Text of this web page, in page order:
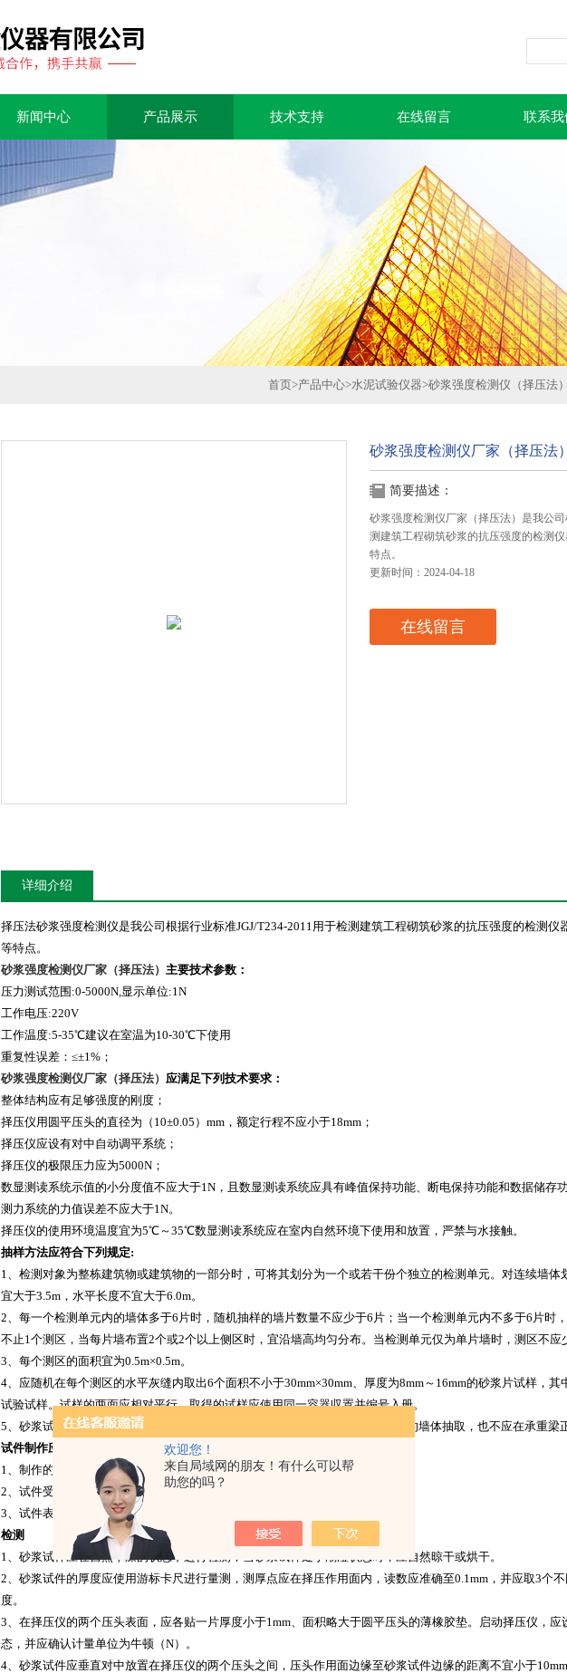
欢迎您！
来自局域网的朋友！有什么可以帮
助您的吗？
新闻中心 产品展示 技术支持 在线留言 联系我
首页>产品中心>水泥试验仪器>砂浆强度检测仪（择压法）
砂浆强度检测仪厂家（择压法）
简要描述：
砂浆强度检测仪厂家（择压法）是我公司
测建筑工程砌筑砂浆的抗压强度的检测
特点。
更新时间：2024-04-18
在线留言
详细介绍
择压法砂浆强度检测仪是我公司根据行业标准JGJ/T234-2011用于检测建筑工程砌筑砂浆的抗压强度的检测仪
等特点。
砂浆强度检测仪厂家（择压法） 主要技术参数：
压力测试范围:0-5000N,显示单位:1N
工作电压:220V
工作温度:5-35℃建议在室温为10-30℃下使用
重复性误差：≤±1%；
砂浆强度检测仪厂家（择压法） 应满足下列技术要求：
整体结构应有足够强度的刚度；
择压仪用圆平压头的直径为（10±0.05）mm，额定行程不应小于18mm；
择压仪应设有对中自动调平系统；
择压仪的极限压力应为5000N；
数显测读系统示值的小分度值不应大于1N，且数显测读系统应具有峰值保持功能、断电保持功能和数据储存功
测力系统的力值误差不应大于1N。
择压仪的使用环境温度宜为5℃～35℃数显测读系统应在室内自然环境下使用和放置，严禁与水接触。
抽样方法应符合下列规定:
1、检测对象为整栋建筑物或建筑物的一部分时，可将其划分为一个或若干份个独立的检测单元。对连续墙体
宜大于3.5m，水平长度不宜大于6.0m。
2、每一个检测单元内的墙体多于6片时，随机抽样的墙片数量不应少于6片；当一个检测单元内不多于6片时
不止1个测区，当每片墙布置2个或2个以上侧区时，宜沿墙高均匀分布。当检测单元仅为单片墙时，测区不应
3、每个测区的面积宜为0.5m×0.5m。
4、应随机在每个测区的水平灰缝内取出6个面积不小于30mm×30mm、厚度为8mm～16mm的砂浆片试样，
试验试样。试样的两面应相对平行。取得的试样应使用同一容器収置并编号入册。
5、砂浆试验应在深入墙体表便20mm以内抽取，不应在独立砖柱或长度小于1m的墙体抽取，也不应在承重梁
试件制作应符合下列规定：
1、制作的试件小中心线性长度不应小于30mm；
2、试件受压面应平整和无缺陷，对于不平整的受压面，可用砂纸打磨；
3、试件表面的砂粒和浮沉应清除。
检测
1、砂浆试样应在自然干燥的状态下进行检测；当砂浆试样处于潮湿状态时，应自然晾干或烘干。
2、砂浆试件的厚度应使用游标卡尺进行量测，测厚点应在择压作用面内，读数应准确至0.1mm，并应取3个
度。
3、在择压仪的两个压头表面，应各贴一片厚度小于1mm、面积略大于圆平压头的薄橡胶垫。启动择压仪，
态，并应确认计量单位为牛顿（N）。
4、砂浆试件应垂直对中放置在择压仪的两个压头之间，压头作用面边缘至砂浆试件边缘的距离不宜小于10mm